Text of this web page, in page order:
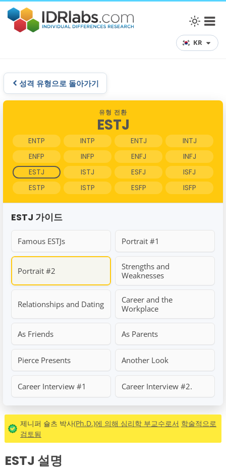
KR
성격 유형으로 돌아가기
유형 전환
ESTJ
ENTP INTP ENTJ
INTJ
ENFP
INFP ENFJ
INFJ
ESTJ
ISTJ ESFJ
ISFJ
ESTP
ISTP ESFP ISFP
ESTJ 가이드
Famous ESTJs Portrait #1
Portrait #2
Strengths and
Weaknesses
Relationships and Dating
Career and the
Workplace
As Friends As Parents
Pierce Presents Another Look
Career Interview #1 Career Interview #2.
제니퍼 슐츠 박사(Ph.D.)에 의해 심리학 부교수로서 학술적으로
검토됨
ESTJ 설명